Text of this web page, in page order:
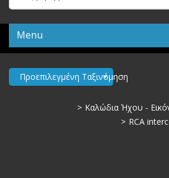
Menu
Προεπιλεγμένη Ταξινόμηση
Καλώδια Ήχου -
RCA